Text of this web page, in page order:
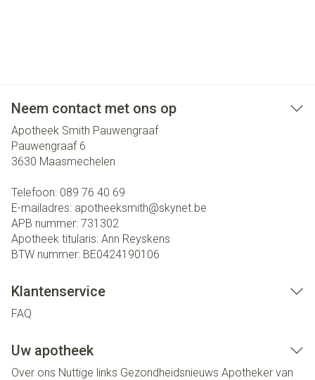
Neem contact met ons op
Apotheek Smith Pauwengraaf
Pauwengraaf 6
3630 Maasmechelen
Telefoon: 089 76 40 69
E-mailadres: apotheeksmith@skynet.be
APB nummer: 731302
Apotheek titularis: Ann Reyskens
BTW nummer: BE0424190106
Klantenservice
FAQ
Uw apotheek
Over ons Nuttige links Gezondheidsnieuws Apotheker van